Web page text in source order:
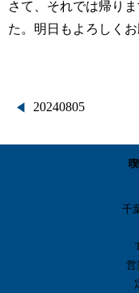
さて、それでは帰り
た。明日もよろしく
投
稿
20240805
千
営